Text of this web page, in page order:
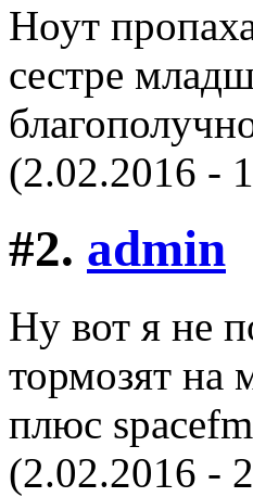
Ноут
сестре
(2.02.2016 -
#2. admin
Ну вот я не
тормозят на
плюс
(2.02.2016 -